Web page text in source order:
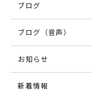
ブログ
ブログ（音声）
お知らせ
新着情報